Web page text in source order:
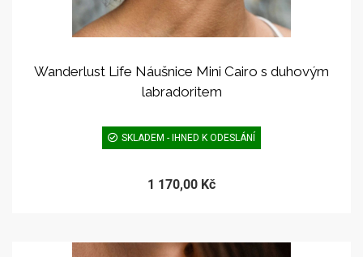
Wanderlust Life Náušnice Mini Cairo s duhovým
labradoritem
SKLADEM - IHNED K ODESLÁNÍ
1 170,00 Kč